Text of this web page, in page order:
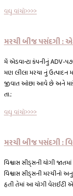
વધુ વાંચો>>>>
મરચી બીજ પસંદગી :
મેં એડવાન્ટા કંપનીનું ADV-
મણ લીલા મરચા નું ઉત્પાદન
જીવાત ઓછા આવે છે અને
તા.:
વધુ વાંચો>>>>
મરચી બીજ પસંદગી :
વિશ્વાસ સીડ્સની યોગી
વિશ્વાસ સીડ્સની મરચીનો
હતી તેમાં આ યોગી વેરાઈટી